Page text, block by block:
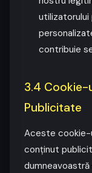
utilizatorului
contribuie
3.4 Cookie-
Publicitate
Aceste cookie-
conținut